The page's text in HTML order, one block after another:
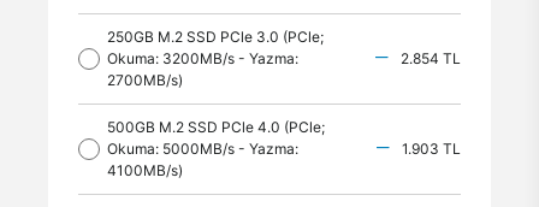
250GB M.2 SSD PCle 3.0 (PCle;
Okuma: 3200MB/s - Yazma:
2700MB/s)
2.854 TL
500GB M.2 SSD PCle 4.0 (PCle;
Okuma: 5000MB/s - Yazma:
4100MB/s)
1.903 TL